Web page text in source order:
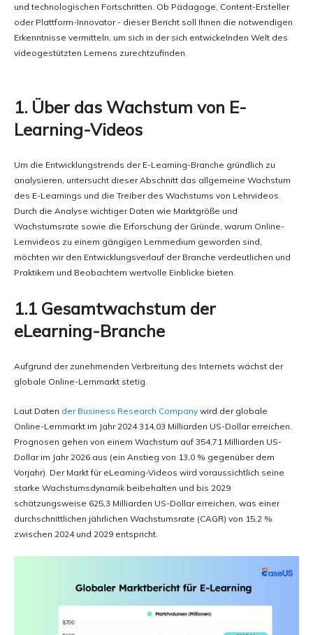
und technologischen Fortschritten. Ob Pädagoge, Content-Ersteller
oder Plattform-Innovator - dieser Bericht soll Ihnen die notwendigen
Erkenntnisse vermitteln, um sich in der sich entwickelnden Welt des
videogestützten Lernens zurechtzufinden.
1. Über das Wachstum von E-
Learning-Videos
Um die Entwicklungstrends der E-Learning-Branche gründlich zu
analysieren, untersucht dieser Abschnitt das allgemeine Wachstum
des E-Learnings und die Treiber des Wachstums von Lehrvideos.
Durch die Analyse wichtiger Daten wie Marktgröße und
Wachstumsrate sowie die Erforschung der Gründe, warum Online-
Lernvideos zu einem gängigen Lernmedium geworden sind,
möchten wir den Entwicklungsverlauf der Branche verdeutlichen und
Praktikern und Beobachtern wertvolle Einblicke bieten.
1.1 Gesamtwachstum der
eLearning-Branche
Aufgrund der zunehmenden Verbreitung des Internets wächst der
globale Online-Lernmarkt stetig.
Laut Daten der Business Research Company wird der globale
Online-Lernmarkt im Jahr 2024 314,03 Milliarden US-Dollar erreichen.
Prognosen gehen von einem Wachstum auf 354,71 Milliarden US-
Dollar im Jahr 2026 aus (ein Anstieg von 13,0 % gegenüber dem
Vorjahr). Der Markt für eLearning-Videos wird voraussichtlich seine
starke Wachstumsdynamik beibehalten und bis 2029
schätzungsweise 625,3 Milliarden US-Dollar erreichen, was einer
durchschnittlichen jährlichen Wachstumsrate (CAGR) von 15,2 %
zwischen 2024 und 2029 entspricht.